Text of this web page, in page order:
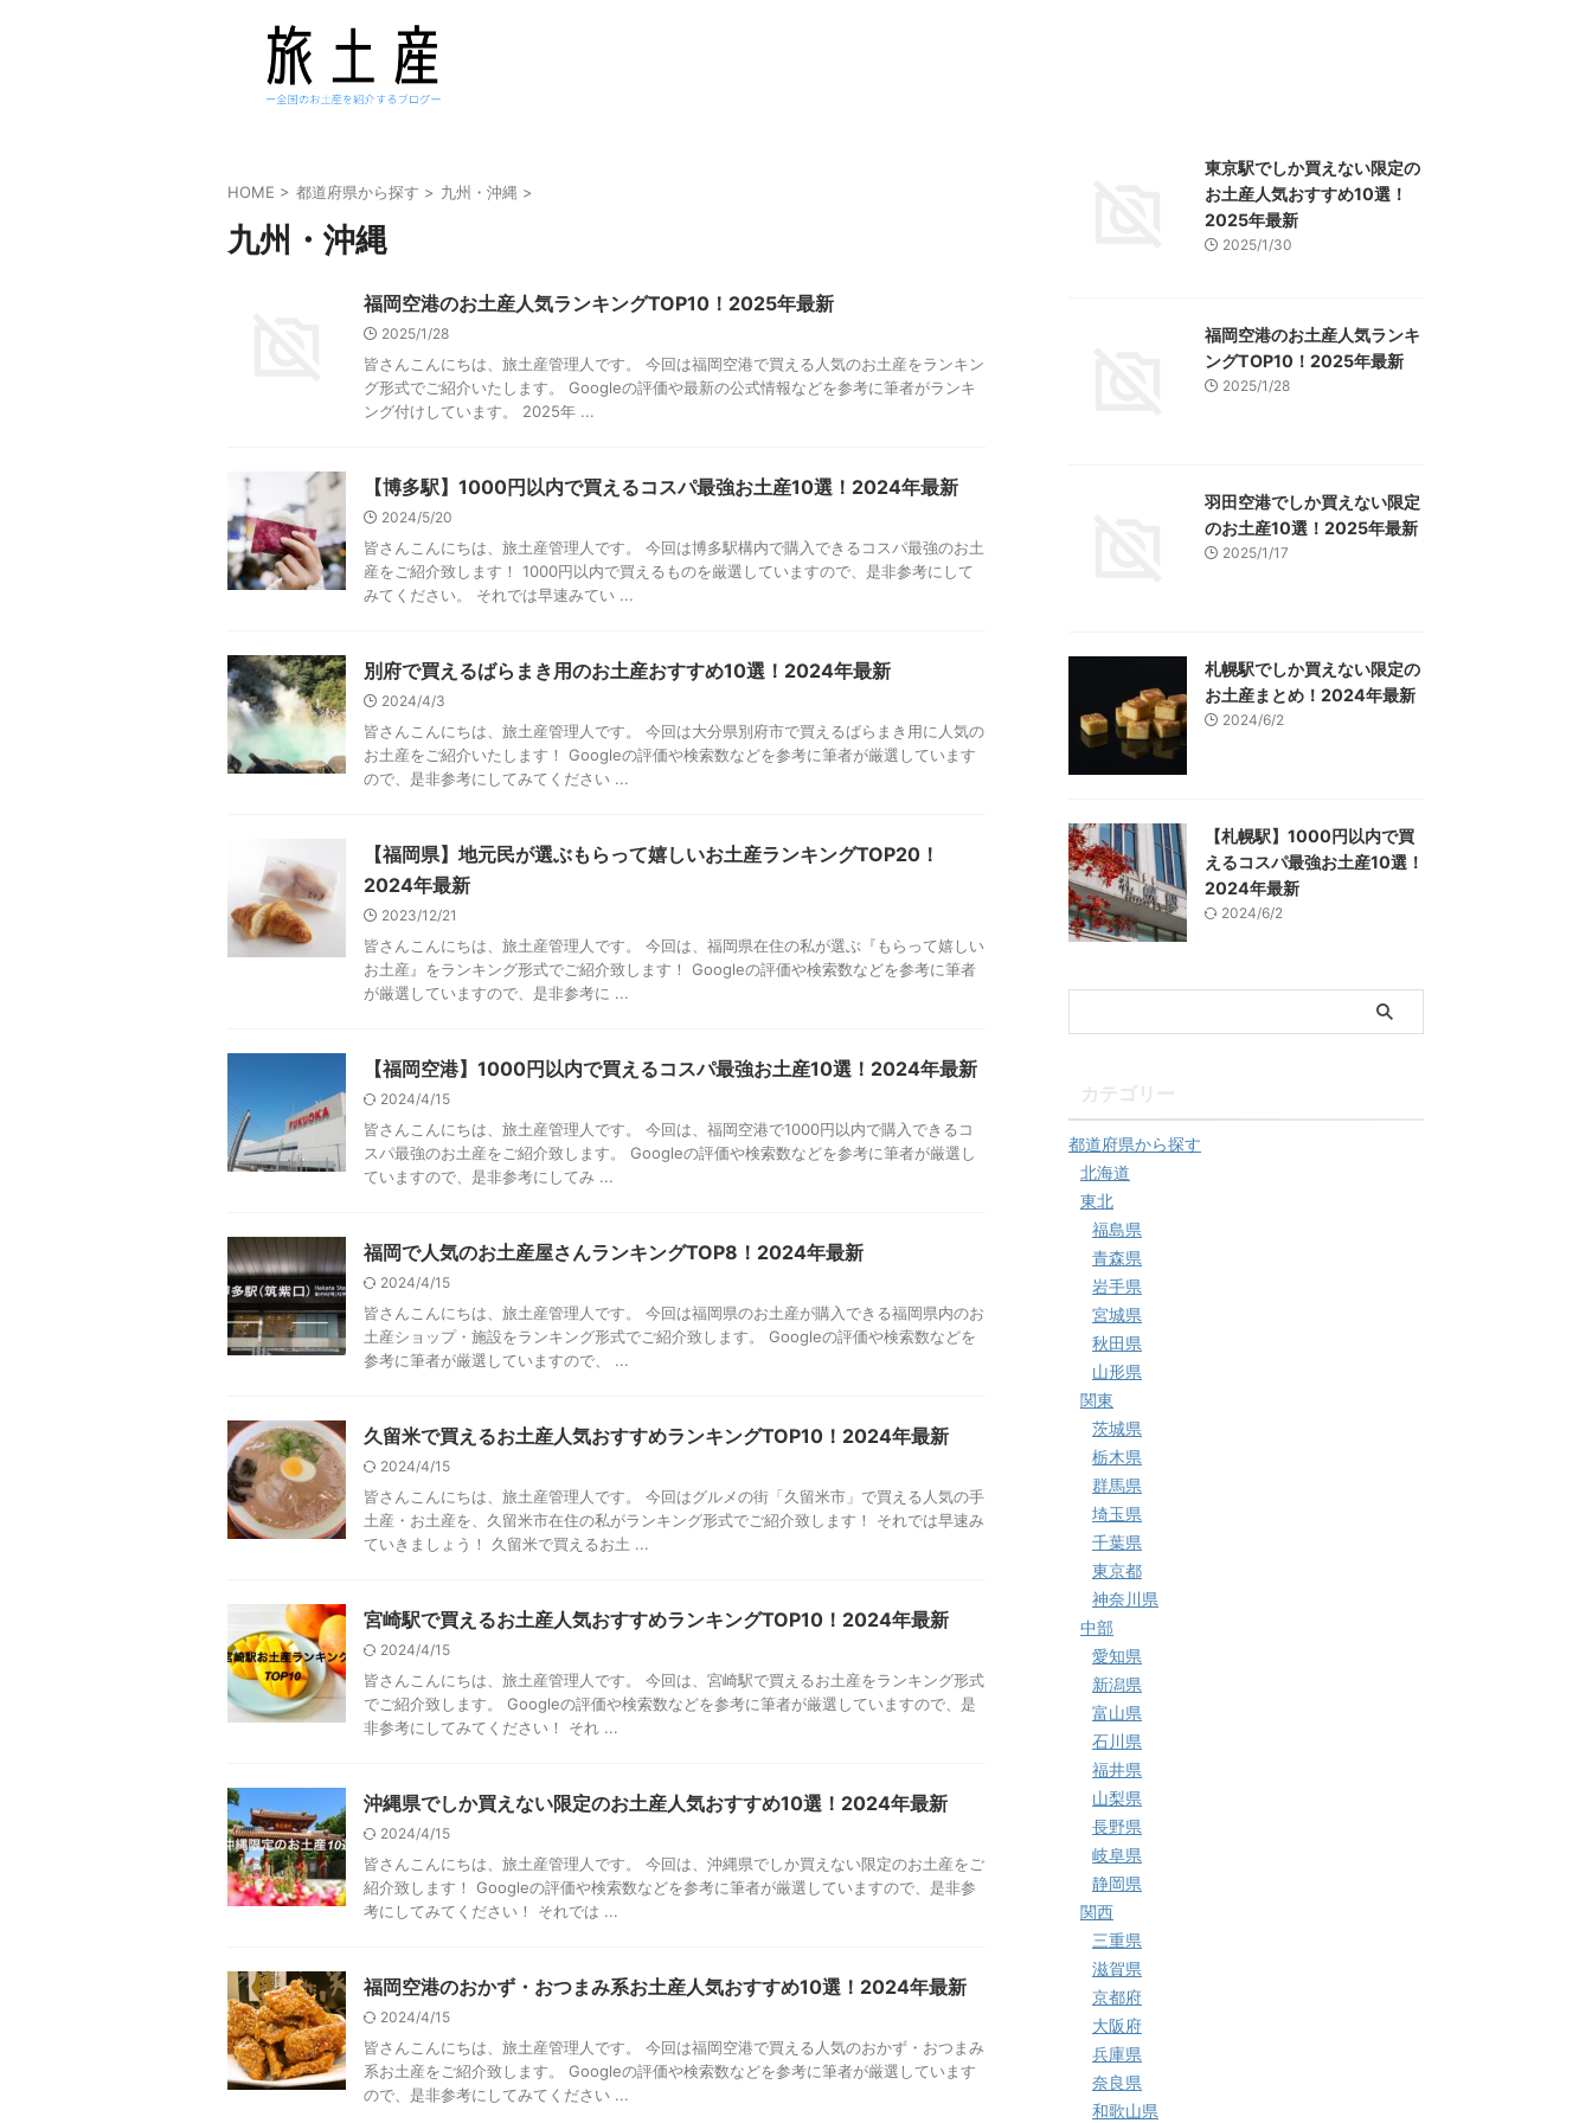
HOME > 都道府県から探す > 九州・沖縄 >
九州・沖縄
福岡空港のお土産人気ランキングTOP10！2025年最新
2025/1/28
皆さんこんにちは、旅土産管理人です。 今回は福岡空港で買える人気のお土産をランキン
グ形式でご紹介いたします。 Googleの評価や最新の公式情報などを参考に筆者がランキ
ング付けしています。 2025年 ...
【博多駅】1000円以内で買えるコスパ最強お土産10選！2024年最新
2024/5/20
皆さんこんにちは、旅土産管理人です。 今回は博多駅構内で購入できるコスパ最強のお土
産をご紹介致します！ 1000円以内で買えるものを厳選していますので、是非参考にして
みてください。 それでは早速みてい ...
別府で買えるばらまき用のお土産おすすめ10選！2024年最新
2024/4/3
皆さんこんにちは、旅土産管理人です。 今回は大分県別府市で買えるばらまき用に人気の
お土産をご紹介いたします！ Googleの評価や検索数などを参考に筆者が厳選しています
ので、是非参考にしてみてください ...
【福岡県】地元民が選ぶもらって嬉しいお土産ランキングTOP20！
2024年最新
2023/12/21
皆さんこんにちは、旅土産管理人です。 今回は、福岡県在住の私が選ぶ『もらって嬉しい
お土産』をランキング形式でご紹介致します！ Googleの評価や検索数などを参考に筆者
が厳選していますので、是非参考に ...
【福岡空港】1000円以内で買えるコスパ最強お土産10選！2024年最新
2024/4/15
皆さんこんにちは、旅土産管理人です。 今回は、福岡空港で1000円以内で購入できるコ
スパ最強のお土産をご紹介致します。 Googleの評価や検索数などを参考に筆者が厳選し
ていますので、是非参考にしてみ ...
福岡で人気のお土産屋さんランキングTOP8！2024年最新
2024/4/15
皆さんこんにちは、旅土産管理人です。 今回は福岡県のお土産が購入できる福岡県内のお
土産ショップ・施設をランキング形式でご紹介致します。 Googleの評価や検索数などを
参考に筆者が厳選していますので、 ...
久留米で買えるお土産人気おすすめランキングTOP10！2024年最新
2024/4/15
皆さんこんにちは、旅土産管理人です。 今回はグルメの街「久留米市」で買える人気の手
土産・お土産を、久留米市在住の私がランキング形式でご紹介致します！ それでは早速み
ていきましょう！ 久留米で買えるお土 ...
宮崎駅で買えるお土産人気おすすめランキングTOP10！2024年最新
2024/4/15
皆さんこんにちは、旅土産管理人です。 今回は、宮崎駅で買えるお土産をランキング形式
でご紹介致します。 Googleの評価や検索数などを参考に筆者が厳選していますので、是
非参考にしてみてください！ それ ...
沖縄県でしか買えない限定のお土産人気おすすめ10選！2024年最新
2024/4/15
皆さんこんにちは、旅土産管理人です。 今回は、沖縄県でしか買えない限定のお土産をご
紹介致します！ Googleの評価や検索数などを参考に筆者が厳選していますので、是非参
考にしてみてください！ それでは ...
福岡空港のおかず・おつまみ系お土産人気おすすめ10選！2024年最新
2024/4/15
皆さんこんにちは、旅土産管理人です。 今回は福岡空港で買える人気のおかず・おつまみ
系お土産をご紹介致します。 Googleの評価や検索数などを参考に筆者が厳選しています
ので、是非参考にしてみてください ...
東京駅でしか買えない限定の
お土産人気おすすめ10選！
2025年最新
2025/1/30
福岡空港のお土産人気ランキ
ングTOP10！2025年最新
2025/1/28
羽田空港でしか買えない限定
のお土産10選！2025年最新
2025/1/17
札幌駅でしか買えない限定の
お土産まとめ！2024年最新
2024/6/2
【札幌駅】1000円以内で買
えるコスパ最強お土産10選！
2024年最新
2024/6/2
都道府県から探す
北海道
東北
福島県
青森県
岩手県
宮城県
秋田県
山形県
関東
茨城県
栃木県
群馬県
埼玉県
千葉県
東京都
神奈川県
中部
愛知県
新潟県
富山県
石川県
福井県
山梨県
長野県
岐阜県
静岡県
関西
三重県
滋賀県
京都府
大阪府
兵庫県
奈良県
和歌山県